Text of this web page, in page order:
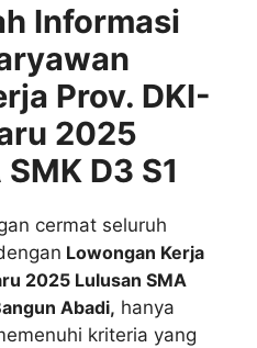
Informasi
Prov. DKI-
2025
D3 S1
cermat seluruh
Lowongan Kerja
2025 Lulusan SMA
Abadi, hanya
kriteria yang